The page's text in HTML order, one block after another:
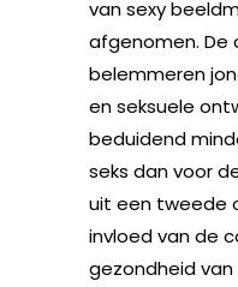
van sexy
afgenomen.
belemmeren
en seksuele
beduidend
seks dan voor
uit een tweede
invloed van de
gezondheid van